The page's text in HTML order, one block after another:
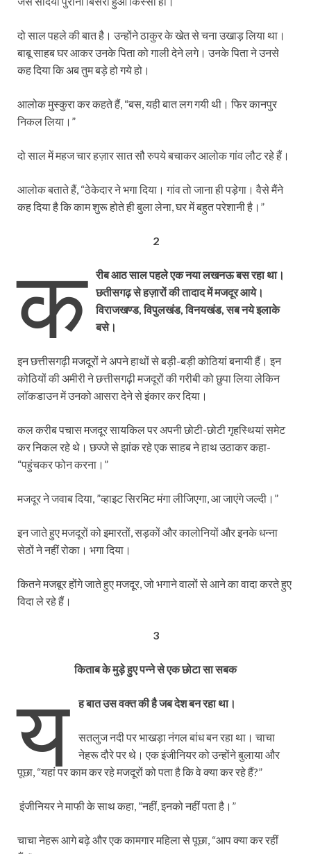
दो साल पहले की बात है। उन्होंने ठाकुर के खेत से चना उखाड़ लिया था।
बाबू साहब घर आकर उनके पिता को गाली देने लगे। उनके पिता ने उनसे
कह दिया कि अब तुम बड़े हो गये हो।
आलोक मुस्कुरा कर कहते हैं, “बस, यही बात लग गयी थी। फिर कानपुर
निकल लिया।”
दो साल में महज चार हज़ार सात सौ रुपये बचाकर आलोक गांव लौट रहे हैं।
आलोक बताते हैं, “ठेकेदार ने भगा दिया। गांव तो जाना ही पड़ेगा। वैसे मैंने
कह दिया है कि काम शुरू होते ही बुला लेना, घर में बहुत परेशानी है।”
2
क
रीब आठ साल पहले एक नया लखनऊ बस रहा था।
छतीसगढ़ से हज़ारों की तादाद में मजदूर आये।
विराजखण्ड, विपुलखंड, विनयखंड, सब नये इलाके
बसे।
इन छत्तीसगढ़ी मजदूरों ने अपने हाथों से बड़ी-बड़ी कोठियां बनायी हैं। इन
कोठियों की अमीरी ने छत्तीसगढ़ी मजदूरों की गरीबी को छुपा लिया लेकिन
लॉकडाउन में उनको आसरा देने से इंकार कर दिया।
कल करीब पचास मजदूर सायकिल पर अपनी छोटी-छोटी गृहस्थियां समेट
कर निकल रहे थे। छज्जे से झांक रहे एक साहब ने हाथ उठाकर कहा-
“पहुंचकर फोन करना।”
मजदूर ने जवाब दिया, ”व्हाइट सिरमिट मंगा लीजिएगा, आ जाएंगे जल्दी।”
इन जाते हुए मजदूरों को इमारतों, सड़कों और कालोनियों और इनके धन्ना
सेठों ने नहीं रोका। भगा दिया।
कितने मजबूर होंगे जाते हुए मजदूर, जो भगाने वालों से आने का वादा करते हुए
विदा ले रहे हैं।
3
किताब के मुड़े हुए पन्ने से एक छोटा सा सबक
य ह बात उस वक्त की है जब देश बन रहा था।
सतलुज नदी पर भाखड़ा नंगल बांध बन रहा था। चाचा
नेहरू दौरे पर थे। एक इंजीनियर को उन्होंने बुलाया और
पूछा, “यहां पर काम कर रहे मजदूरों को पता है कि वे क्या कर रहे हैं?”
इंजीनियर ने माफी के साथ कहा, “नहीं, इनको नहीं पता है।”
चाचा नेहरू आगे बढ़े और एक कामगार महिला से पूछा, “आप क्या कर रहीं